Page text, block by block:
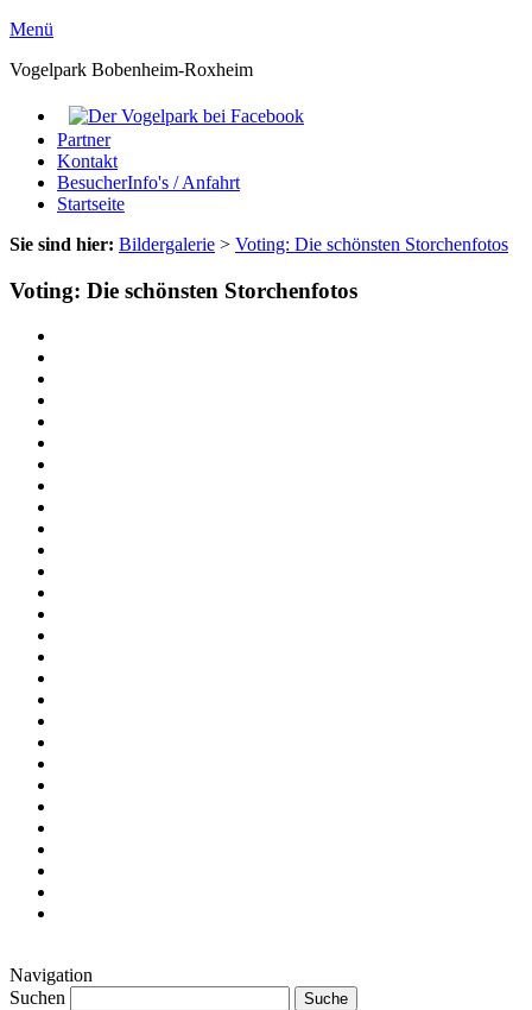
Menü
Vogelpark Bobenheim-Roxheim
Partner
Kontakt
BesucherInfo's / Anfahrt
Startseite
Sie sind hier: Bildergalerie > Voting: Die schönsten Storchenfotos
Voting: Die schönsten Storchenfotos
Navigation
Suchen